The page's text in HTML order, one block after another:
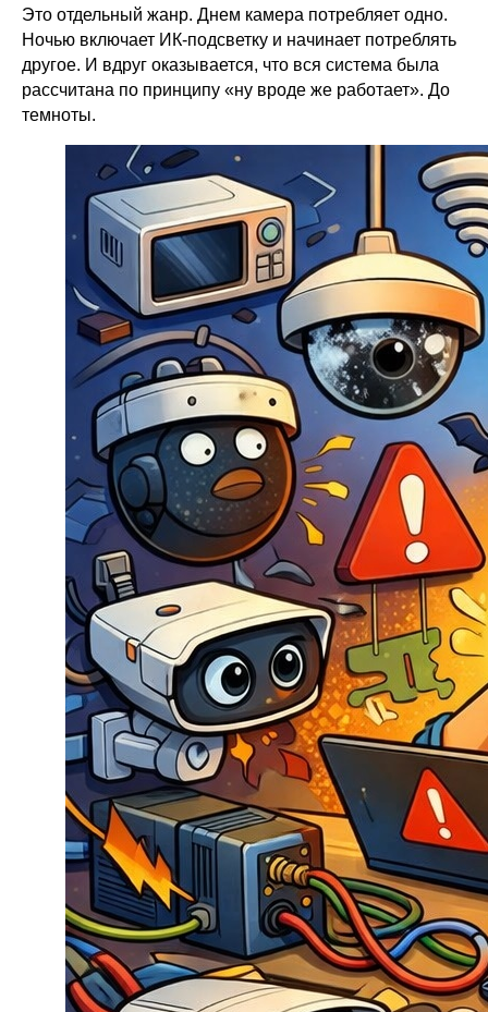
Это отдельный жанр. Днем камера потребляет одно.
Ночью включает ИК-подсветку и начинает потреблять
другое. И вдруг оказывается, что вся система была
рассчитана по принципу «ну вроде же работает». До
темноты.